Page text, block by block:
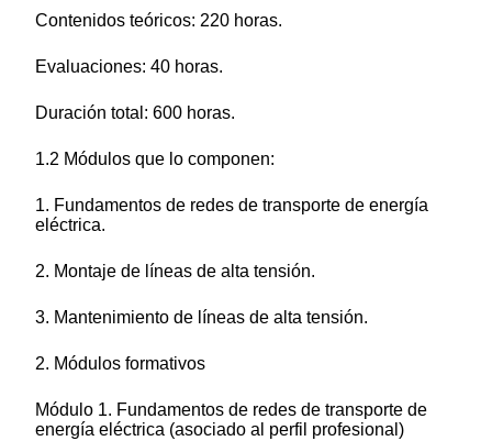
Contenidos teóricos: 220 horas.
Evaluaciones: 40 horas.
Duración total: 600 horas.
1.2 Módulos que lo componen:
1. Fundamentos de redes de transporte de energía
eléctrica.
2. Montaje de líneas de alta tensión.
3. Mantenimiento de líneas de alta tensión.
2. Módulos formativos
Módulo 1. Fundamentos de redes de transporte de
energía eléctrica (asociado al perfil profesional)